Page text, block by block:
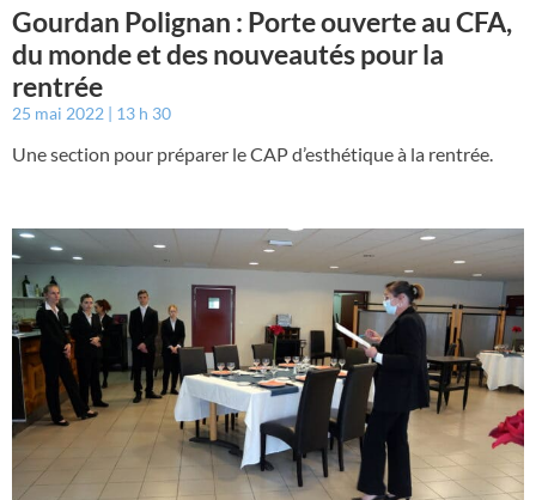
Gourdan Polignan : Porte ouverte au CFA,
du monde et des nouveautés pour la
rentrée
25 mai 2022 13 h 30
Une section pour préparer le CAP d’esthétique à la rentrée.